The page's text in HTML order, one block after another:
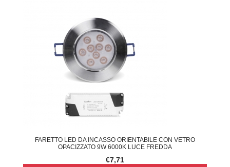
FARETTO LED DA INCASSO ORIENTABILE CON VETRO
OPACIZZATO 9W 6000K LUCE FREDDA
€7,71